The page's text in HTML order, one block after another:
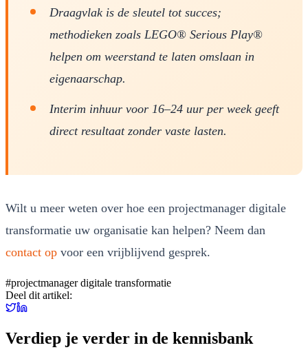
Draagvlak is de sleutel tot succes;
methodieken zoals LEGO® Serious Play®
helpen om weerstand te laten omslaan in
eigenaarschap.
Interim inhuur voor 16–24 uur per week geeft
direct resultaat zonder vaste lasten.
Wilt u meer weten over hoe een projectmanager digitale
transformatie uw organisatie kan helpen? Neem dan
contact op voor een vrijblijvend gesprek.
#projectmanager digitale transformatie
Deel dit artikel:
Verdiep je verder in de kennisbank